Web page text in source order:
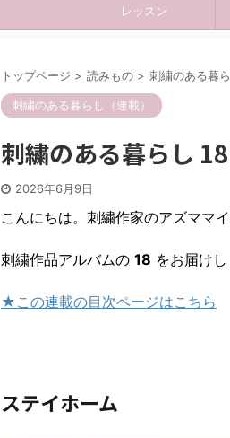
レッスン
トップページ > 読みもの > 刺繍のある暮
刺繍のある暮らし（連載）
刺繍のある暮らし
2026年6月9日
こんにちは。刺繍作家のアズママ
刺繍作品アルバムの 18 をお届け
★この連載の目次ページはこちら
ステイホーム